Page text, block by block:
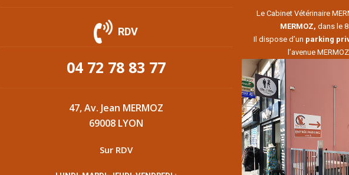
RDV
04 72 78 83 77
47, Av. Jean MERMOZ
69008 LYON
Sur RDV
Le Cabinet Vétérinaire
MERMOZ, dans le
Il dispose d’un parking
l’avenue